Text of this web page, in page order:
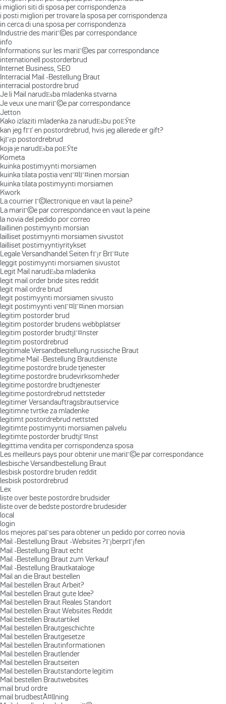
i migliori siti di sposa per corrispondenza
i posti migliori per trovare la sposa per corrispondenza
in cerca di una sposa per corrispondenza
Industrie des mariГ©es par correspondance
info
Informations sur les mariГ©es par correspondance
internationell postorderbrud
Internet Business, SEO
Interracial Mail -Bestellung Braut
interracial postordre brud
Je li Mail narudЕѕba mladenka stvarna
Je veux une mariГ©e par correspondance
Jetton
Kako izlaziti mladenka za narudЕѕbu poЕЎte
kan jeg fГҐ en postordrebrud, hvis jeg allerede er gift?
kjГёp postordrebrud
koja je narudЕѕba poЕЎte
Kometa
kuinka postimyynti morsiamen
kuinka tilata postia venГ¤lГ¤inen morsian
kuinka tilata postimyynti morsiamen
Kwork
La courrier Г©lectronique en vaut la peine?
La mariГ©e par correspondance en vaut la peine
la novia del pedido por correo
laillinen postimyynti morsian
lailliset postimyynti morsiamen sivustot
lailliset postimyyntiyritykset
Legale Versandhandel Seiten fГјr BrГ¤ute
leggit postimyynti morsiamen sivustot
Legit Mail narudЕѕba mladenka
legit mail order bride sites reddit
legit mail ordre brud
legit postimyynti morsiamen sivusto
legit postimyynti venГ¤lГ¤inen morsian
legitim postorder brud
legitim postorder brudens webbplatser
legitim postorder brudtjГ¤nster
legitim postordrebrud
legitimale Versandbestellung russische Braut
legitime Mail -Bestellung Brautdienste
legitime postordre brude tjenester
legitime postordre brudevirksomheder
legitime postordre brudtjenester
legitime postordrebrud nettsteder
legitimer Versandauftragsbrautservice
legitimne tvrtke za mladenke
legitimt postordrebrud nettsted
legitimte postimyynti morsiamen palvelu
legitimte postorder brudtjГ¤nst
legittima vendita per corrispondenza sposa
Les meilleurs pays pour obtenir une mariГ©e par correspondance
lesbische Versandbestellung Braut
lesbisk postordre bruden reddit
lesbisk postordrebrud
Lex
liste over beste postordre brudsider
liste over de bedste postordre brudesider
local
login
los mejores paГ­ses para obtener un pedido por correo novia
Mail -Bestellung Braut -Websites ?ГјberprГјfen
Mail -Bestellung Braut echt
Mail -Bestellung Braut zum Verkauf
Mail -Bestellung Brautkataloge
Mail an die Braut bestellen
Mail bestellen Braut Arbeit?
Mail bestellen Braut gute Idee?
Mail bestellen Braut Reales Standort
Mail bestellen Braut Websites Reddit
Mail bestellen Brautartikel
Mail bestellen Brautgeschichte
Mail bestellen Brautgesetze
Mail bestellen Brautinformationen
Mail bestellen Brautlender
Mail bestellen Brautseiten
Mail bestellen Brautstandorte legitim
Mail bestellen Brautwebsites
mail brud ordre
mail brudbestÃ¤llning